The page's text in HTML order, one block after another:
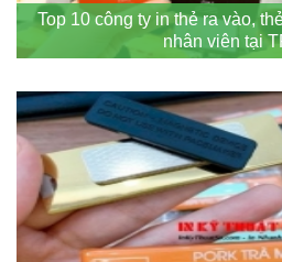
Top 10 công ty in thẻ ra vào,
nhân viên tại